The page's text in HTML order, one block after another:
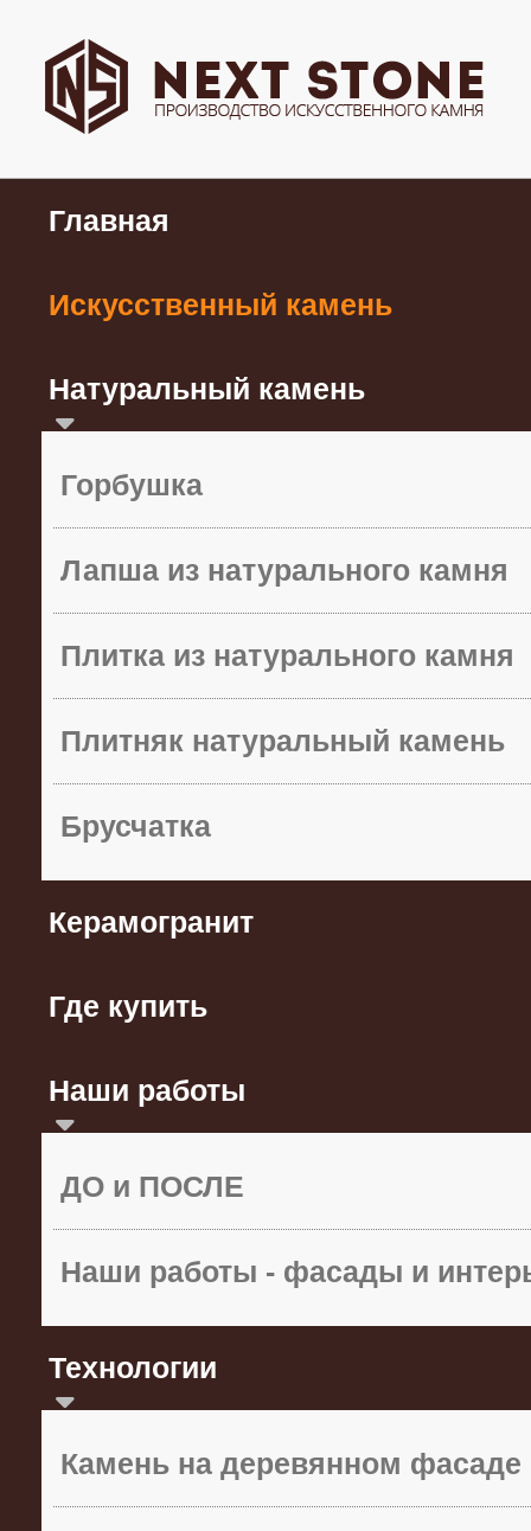
Главная
Искусственный камень
Натуральный камень
Горбушка
Лапша из натурального камня
Плитка из натурального камня
Плитняк натуральный камень
Брусчатка
Керамогранит
Где купить
Наши работы
ДО и ПОСЛЕ
Наши работы - фасады и
Технологии
Камень на деревянном фасаде